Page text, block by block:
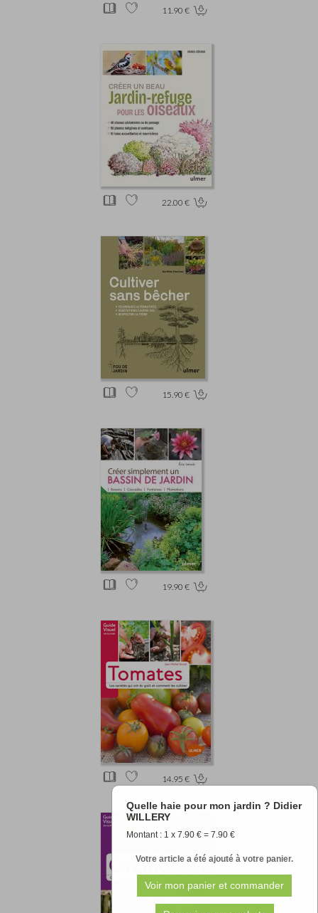
Quelle haie pour mon jardin ? Didier
WILLERY
Montant : 1 x 7.90 € = 7.90 €
Votre article a été ajouté à votre panier.
11.90 €
22.00 €
15.90 €
19.90 €
14.95 €